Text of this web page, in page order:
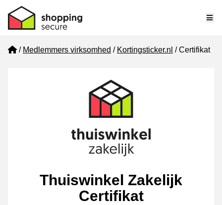
Home
Medlemmers virksomhed Kortingsticker.nl Certifikat
Thuiswinkel Zakelijk
Certifikat